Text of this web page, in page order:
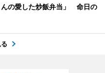
んの愛した炒飯弁当」 命日の